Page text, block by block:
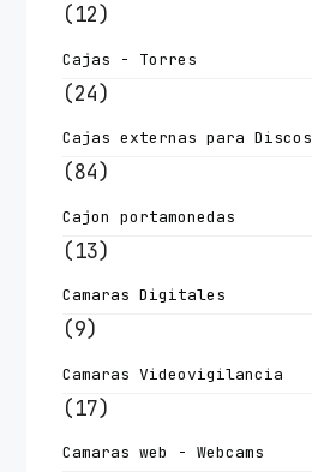
(12)
Cajas - Torres
(24)
Cajas externas para Discos
(84)
Cajon portamonedas
(13)
Camaras Digitales
(9)
Camaras Videovigilancia
(17)
Camaras web - Webcams